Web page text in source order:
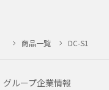
商品一覧 DC-S1
グループ企業情報